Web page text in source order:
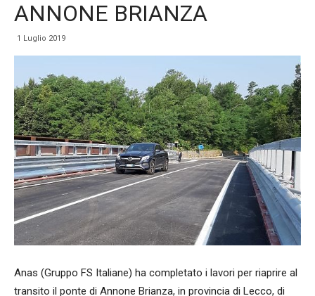
ANNONE BRIANZA
1 Luglio 2019
Anas (Gruppo FS Italiane) ha completato i lavori per riaprire al
transito il ponte di Annone Brianza, in provincia di Lecco, di